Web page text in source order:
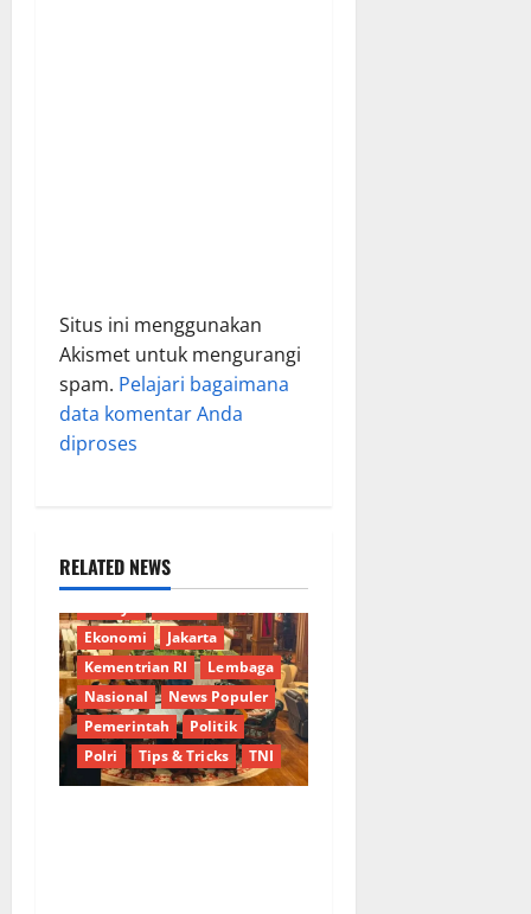
Situs ini menggunakan
Akismet untuk mengurangi
spam. Pelajari bagaimana
data komentar Anda
diproses
RELATED NEWS
Berita Terkini
Ekonomi
Jakarta
Kementrian RI
Lembaga
Nasional
News Populer
Pemerintah
Politik
Polri
Tips & Tricks TNI